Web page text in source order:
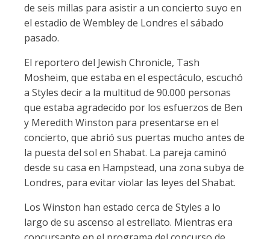
de seis millas para asistir a un concierto suyo en
el estadio de Wembley de Londres el sábado
pasado.
El reportero del Jewish Chronicle, Tash
Mosheim, que estaba en el espectáculo, escuchó
a Styles decir a la multitud de 90.000 personas
que estaba agradecido por los esfuerzos de Ben
y Meredith Winston para presentarse en el
concierto, que abrió sus puertas mucho antes de
la puesta del sol en Shabat. La pareja caminó
desde su casa en Hampstead, una zona subya de
Londres, para evitar violar las leyes del Shabat.
Los Winston han estado cerca de Styles a lo
largo de su ascenso al estrellato. Mientras era